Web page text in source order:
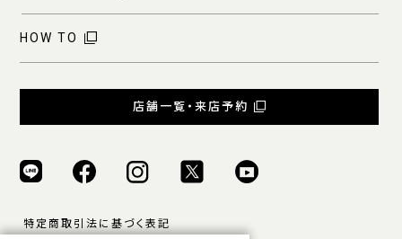
HOW TO
店舗一覧・来店予約
特定商取引法に基づく表記